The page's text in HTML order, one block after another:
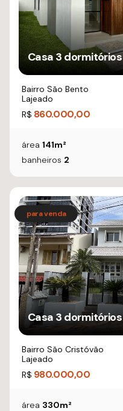
Casa 3 dormitórios
Bairro São Bento
Lajeado
R$ 860.000,00
área 141m²
banheiros 2
Casa 3 dormitórios
Bairro São Cristóvão
Lajeado
R$ 980.000,00
área 330m²